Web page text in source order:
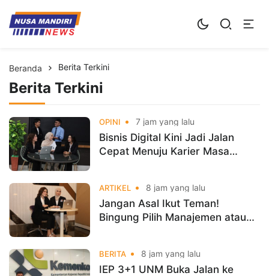
Kampus Digital Bisnis
Universitas Nusa Mandiri
Beranda Berita Terkini
Berita Terkini
OPINI 7 jam yang lalu
Bisnis Digital Kini Jadi Jalan
Cepat Menuju Karier Masa
ARTIKEL 8 jam yang lalu
Jangan Asal Ikut Teman!
Bingung Pilih Manajemen atau
BERITA 8 jam yang lalu
IEP 3+1 UNM Buka Jalan ke